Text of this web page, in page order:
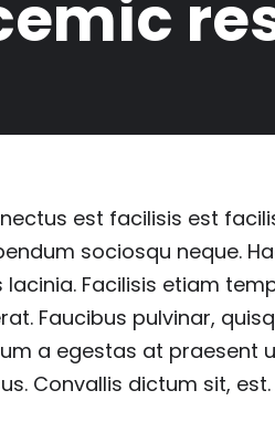
est facilisis est
sociosqu neque.
Facilisis etiam
Faucibus pulvinar,
a egestas at praesent
Convallis dictum sit, est.